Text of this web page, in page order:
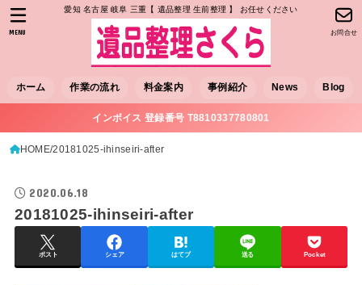
愛知 名古屋 岐阜 三重【 遺品整理 生前整理 】 お任せください
ホーム 作業の流れ 料金案内 事例紹介 News Blog
お問合せ
MENU
インボイス 登録番号 T8810337780801
HOME 20181025-ihinseiri-after
2020.06.18
20181025-ihinseiri-after
ポスト シェア はてブ 送る Pocket